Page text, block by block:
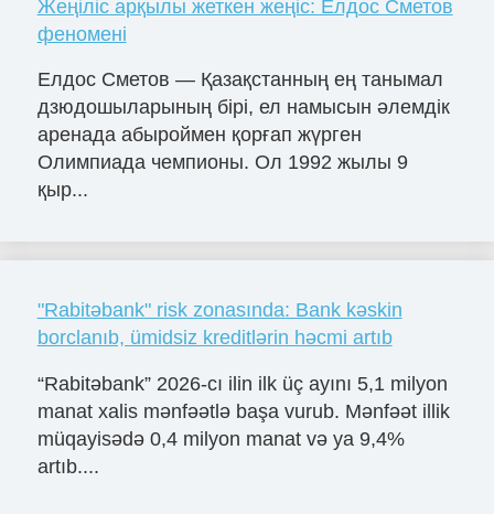
Жеңіліс арқылы жеткен жеңіс: Елдос Сметов
феномені
Елдос Сметов — Қазақстанның ең танымал
дзюдошыларының бірі, ел намысын әлемдік
аренада абыроймен қорғап жүрген
Олимпиада чемпионы. Ол 1992 жылы 9
қыр...
"Rabitəbank" risk zonasında: Bank kəskin
borclanıb, ümidsiz kreditlərin həcmi artıb
“Rabitəbank” 2026-cı ilin ilk üç ayını 5,1 milyon
manat xalis mənfəətlə başa vurub. Mənfəət illik
müqayisədə 0,4 milyon manat və ya 9,4%
artıb....